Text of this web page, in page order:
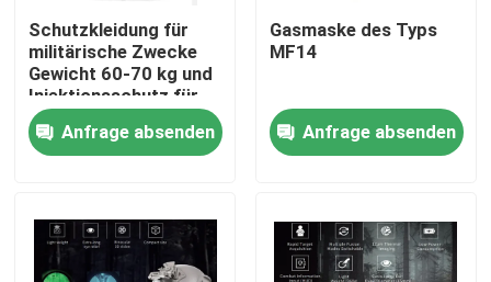
Zu Hause
Schutzkleidung für
militärische Zwecke
Gewicht 60-70 kg und
Injektionsschutz für
Größe/Körpergröße/Gewicht/Schutzbereich
Anfrage absenden
Gasmaske des Typs
MF14
Anfrage absenden